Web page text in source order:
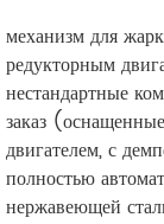
механизм для
редукторным
нестандартные
заказ
двигателем, с
полностью
нержавеющей